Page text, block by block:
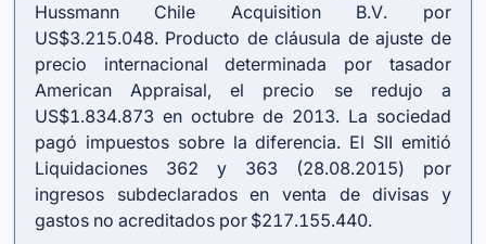
Hussmann Chile Acquisition B.V. por
US$3.215.048. Producto de cláusula de ajuste de
precio internacional determinada por tasador
American Appraisal, el precio se redujo a
US$1.834.873 en octubre de 2013. La sociedad
pagó impuestos sobre la diferencia. El SII emitió
Liquidaciones 362 y 363 (28.08.2015) por
ingresos subdeclarados en venta de divisas y
gastos no acreditados por $217.155.440.